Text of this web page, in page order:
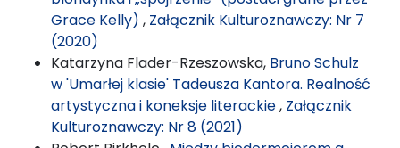
Grace Kelly) , Załącznik Kulturoznawczy: Nr 7
(2020)
Katarzyna Flader-Rzeszowska, Bruno Schulz
w 'Umarłej klasie' Tadeusza Kantora. Realność
artystyczna i koneksje literackie, Załącznik
Kulturoznawczy: Nr 8 (2021)